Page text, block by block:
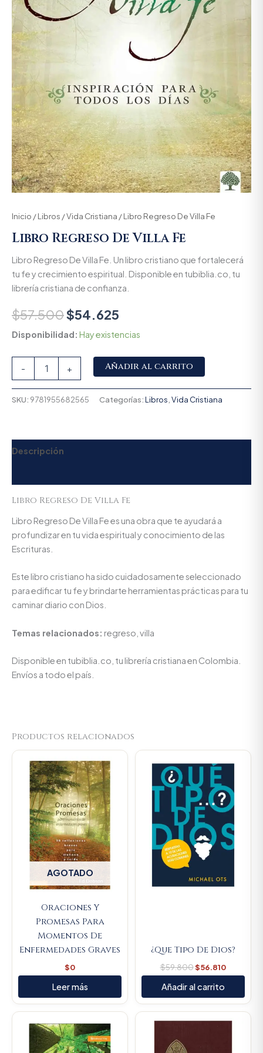
Inicio /Libros /Vida Cristiana / Libro Regreso De Villa Fe
Libro Regreso De Villa Fe
Libro Regreso De Villa Fe. Un libro cristiano que fortalecerá
tu fe y crecimiento espiritual. Disponible en tubiblia.co, tu
librería cristiana de confianza.
$57.500$54.625
Disponibilidad: Hay existencias
- + Añadir al carrito
SKU: 9781955682565 Categorías:Libros Vida Cristiana
Descripción
Libro Regreso De Villa Fe
Libro Regreso De Villa Fe es una obra que te ayudará a
profundizar en tu vida espiritual y conocimiento de las
Escrituras.
Este libro cristiano ha sido cuidadosamente seleccionado
para edificar tu fe y brindarte herramientas prácticas para tu
caminar diario con Dios.
Temas relacionados: regreso, villa
Disponible en tubiblia.co, tu librería cristiana en Colombia.
Envíos a todo el país.
Productos relacionados
AGOTADO
Oraciones Y
Promesas Para
Momentos De
Enfermedades Graves
$0
Leer más
¿Que Tipo De Dios?
$59.800
price
$59.800.
$56.810
Current
price
$56.810.
Añadir al carrito
price
was:
$57.200.
Current
price
is:
$54.340.
Current